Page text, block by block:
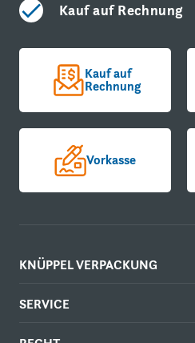
Kauf auf Rechnung
Kauf auf
Rechnung
Vorkasse
KNÜPPEL VERPACKUNG
SERVICE